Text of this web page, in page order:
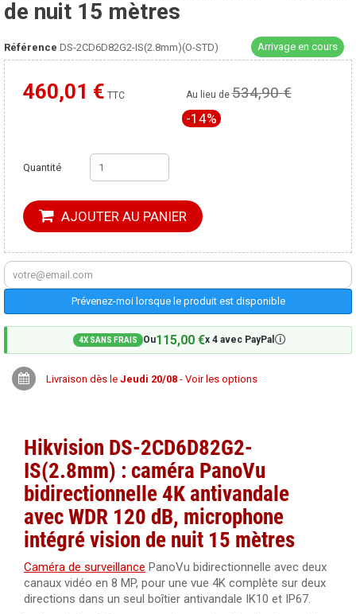
de nuit 15 mètres
Référence DS-2CD6D82G2-IS(2.8mm)(O-STD) Arrivage en cours
460,01 € TTC
Moins cher ailleurs ? Au lieu de534,90 €
-14%
Quantité
AJOUTER AU PANIER
Prévenez-moi lorsque le produit est disponible
4X SANS FRAIS Ou115,00 €x 4 avec PayPal🛈
Livraison dès le Jeudi 20/08 - Voir les options
Hikvision DS-2CD6D82G2-
IS(2.8mm) : caméra PanoVu
bidirectionnelle 4K antivandale
avec WDR 120 dB, microphone
intégré vision de nuit 15 mètres
Caméra de surveillance PanoVu bidirectionnelle avec deux
canaux vidéo en 8 MP, pour une vue 4K complète sur deux
directions dans un seul boîtier antivandale IK10 et IP67.